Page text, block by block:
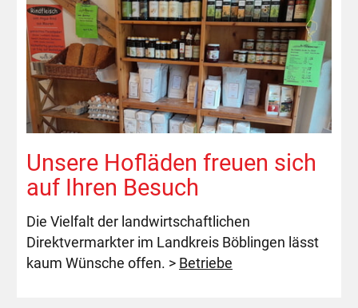
Unsere Hofläden freuen sich
auf Ihren Besuch
Die Vielfalt der landwirtschaftlichen
Direktvermarkter im Landkreis Böblingen lässt
kaum Wünsche offen. > Betriebe